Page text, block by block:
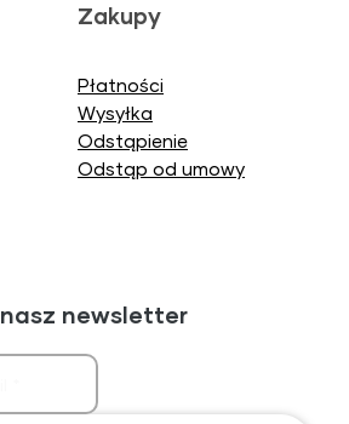
Zakupy
Płatności
Wysyłka
Odstąpienie
Odstąp od umowy
newsletter